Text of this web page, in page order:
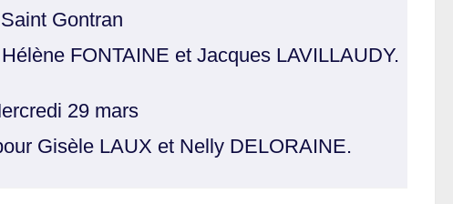
Saint Gontran
FONTAINE et Jacques LAVILLAUDY.
29 mars
Gisèle LAUX et Nelly DELORAINE.